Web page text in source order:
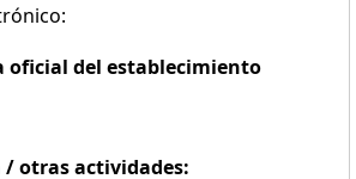
oficial del establecimiento
otras actividades: